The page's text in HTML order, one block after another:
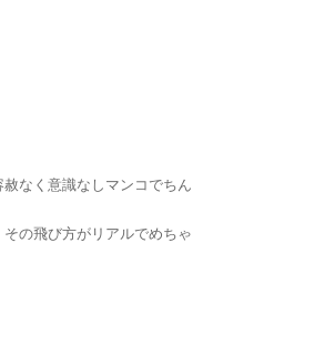
なく意識なしマンコでちん
の飛び方がリアルでめちゃ